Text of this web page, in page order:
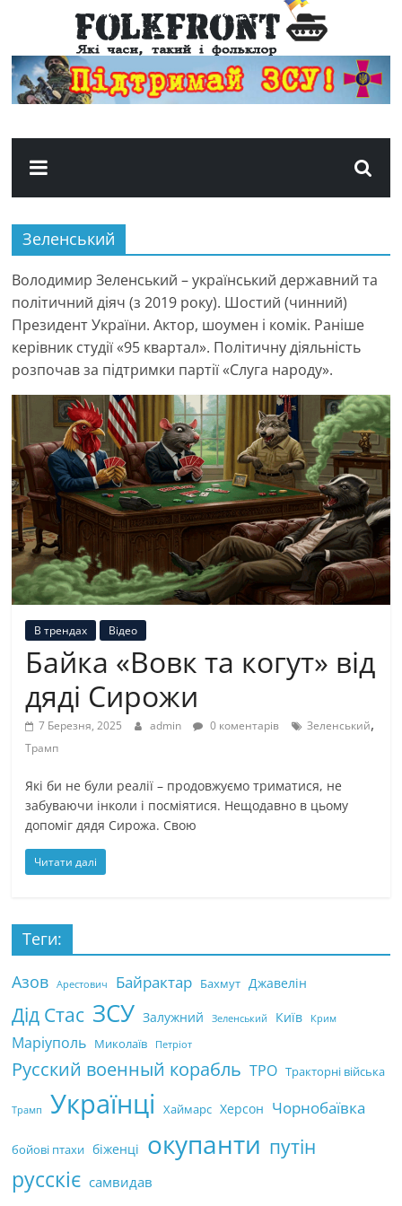
Фольк
Фронт
Пісні
періоду
російсько-
української
війни
Зеленський
Володимир Зеленський – український державний та
політичний діяч (з 2019 року). Шостий (чинний)
Президент України. Актор, шоумен і комік. Раніше
керівник студії «95 квартал». Політичну діяльність
розпочав за підтримки партії «Слуга народу».
В трендах Відео
Байка «Вовк та когут» від
дяді Сирожи
7 Березня, 2025 admin 0 коментарів Зеленський,
Трамп
Які би не були реалії – продовжуємо триматися, не
забуваючи інколи і посміятися. Нещодавно в цьому
допоміг дядя Сирожа. Свою
Читати далі
Теги:
Азов
Арестович Байрактар Бахмут Джавелін
Дід Стас ЗСУ Залужний Зеленський Київ Крим
Маріуполь Миколаїв Петріот
Русский военный корабль ТРО Тракторні війська
Трамп Українці Хаймарс Херсон Чорнобаївка
бойові птахи біженці окупанти путін
русскіє самвидав